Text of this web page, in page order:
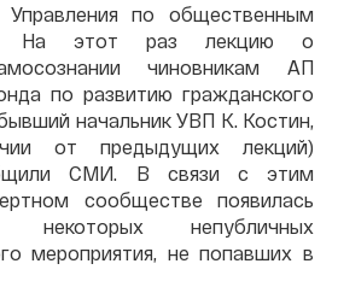
по общественным
На этот раз лекцию о
чиновникам АП
по развитию гражданского
начальник УВП К. Костин,
от предыдущих лекций)
СМИ. В связи с этим
сообществе появилась
непубличных
мероприятия, не попавших в